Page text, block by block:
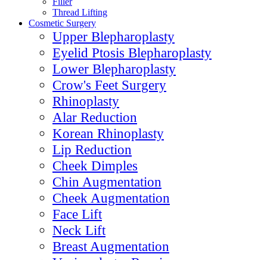
Thread Lifting
Cosmetic Surgery
Upper Blepharoplasty
Eyelid Ptosis Blepharoplasty
Lower Blepharoplasty
Crow's Feet Surgery
Rhinoplasty
Alar Reduction
Korean Rhinoplasty
Lip Reduction
Cheek Dimples
Chin Augmentation
Cheek Augmentation
Face Lift
Neck Lift
Breast Augmentation